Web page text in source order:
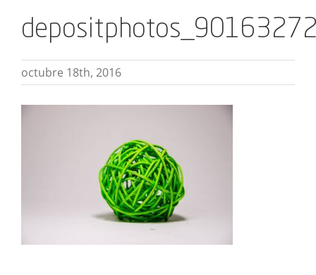
octubre 18th, 2016